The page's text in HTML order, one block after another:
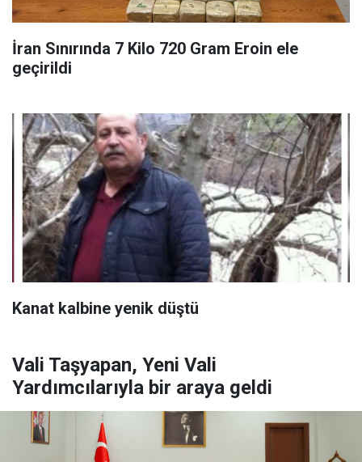
İran Sınırında 7 Kilo 720 Gram Eroin ele
geçirildi
Kanat kalbine yenik düştü
Vali Taşyapan, Yeni Vali
Yardımcılarıyla bir araya geldi